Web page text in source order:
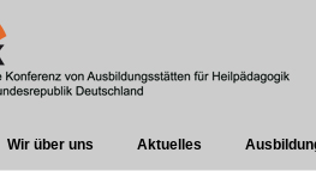
Wir über uns Aktuelles